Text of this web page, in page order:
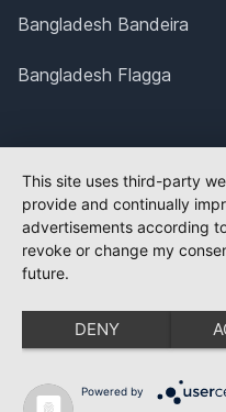
Bangladesh Bandeira
Bangladesh Flagga
This site uses third-party
provide and continually
advertisements according
revoke or change my
future.
DENY
Powered by